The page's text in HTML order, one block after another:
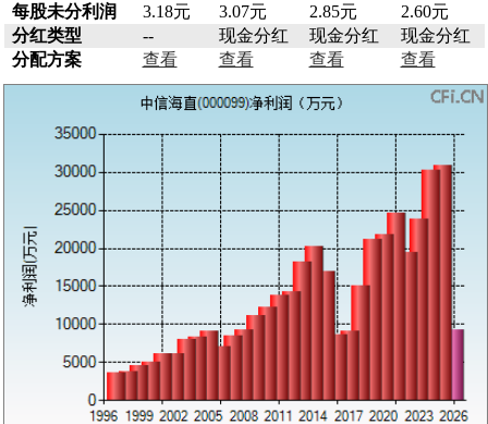
每股未分利润
3.18元 3.07元 2.85元
2.60元
分红类型
-- 现金分红 现金分红
现金分红
分配方案
查看 查看 查看 查看